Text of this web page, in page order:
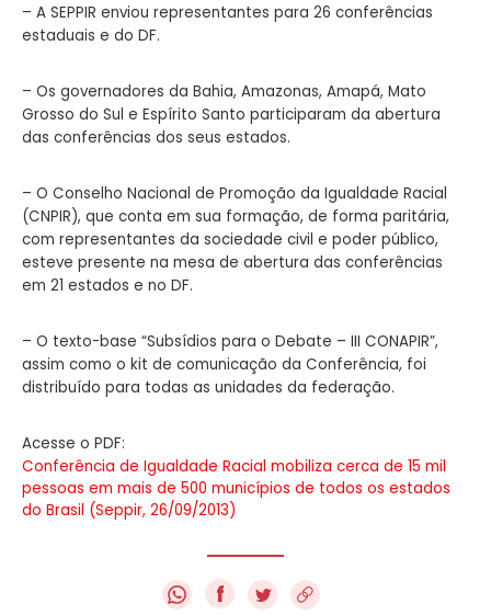
– A SEPPIR enviou representantes para 26 conferências
estaduais e do DF.
– Os governadores da Bahia, Amazonas, Amapá, Mato
Grosso do Sul e Espírito Santo participaram da abertura
das conferências dos seus estados.
– O Conselho Nacional de Promoção da Igualdade Racial
(CNPIR), que conta em sua formação, de forma paritária,
com representantes da sociedade civil e poder público,
esteve presente na mesa de abertura das conferências
em 21 estados e no DF.
– O texto-base “Subsídios para o Debate – III CONAPIR”,
assim como o kit de comunicação da Conferência, foi
distribuído para todas as unidades da federação.
Acesse o PDF:
Conferência de Igualdade Racial mobiliza cerca de 15 mil
pessoas em mais de 500 municípios de todos os estados
do Brasil (Seppir, 26/09/2013)
f